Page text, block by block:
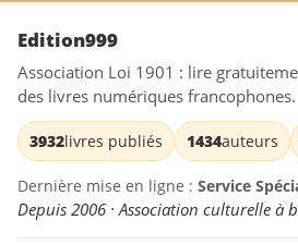
Edition999
Association Loi 1901 : lire
des livres numériques francophones.
3932livres publiés 1434auteurs
Dernière mise en ligne : Service
Depuis 2006 · Association culturelle